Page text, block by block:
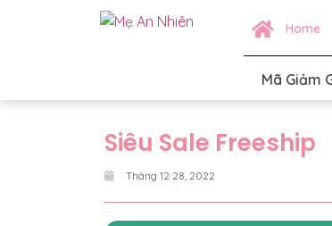
Home
Mã Giảm
Siêu Sale Freeship
Tháng 12 28, 2022